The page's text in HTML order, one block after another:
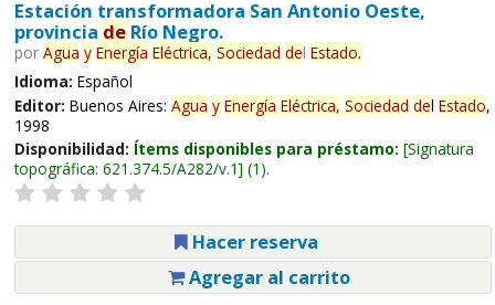
Estación transformadora San Antonio Oeste,
provincia deRío Negro.
por Agua y Energía Eléctrica, Sociedad del Estado.
Idioma: Español
Editor: Buenos Aires: Agua y Energía Eléctrica, Sociedad del Estado,
1998
Disponibilidad: Ítems disponibles para préstamo: Signatura
topográfica: 621.374.5/A282/v.1 (1).
Hacer reserva
Agregar al carrito